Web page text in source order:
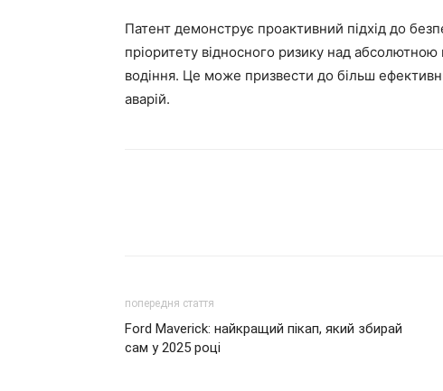
Патент демонструє проактивний підхід до
пріоритету відносного ризику над
водіння. Це може призвести до більш
аварій.
попередня стаття
Ford Maverick: найкращий пікап, який збирай
сам у 2025 році